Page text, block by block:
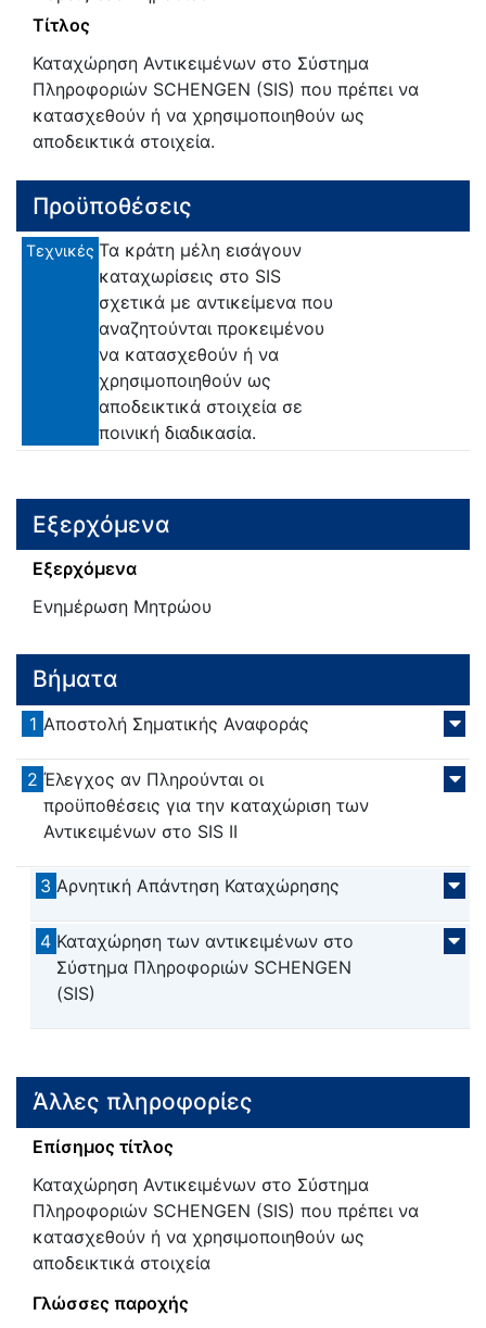
Τίτλος
Καταχώρηση Αντικειμένων στο Σύστημα
Πληροφοριών SCHENGEN (SIS) που πρέπει να
κατασχεθούν ή να χρησιμοποιηθούν ως
αποδεικτικά στοιχεία.
Προϋποθέσεις
Τεχνικές Τα κράτη μέλη εισάγουν
καταχωρίσεις στο SIS
σχετικά με αντικείμενα που
αναζητούνται προκειμένου
να κατασχεθούν ή να
χρησιμοποιηθούν ως
αποδεικτικά στοιχεία σε
ποινική διαδικασία.
Εξερχόμενα
Εξερχόμενα
Ενημέρωση Μητρώου
Βήματα
1 Αποστολή Σηματικής Αναφοράς
2 Έλεγχος αν Πληρούνται οι
προϋποθέσεις για την καταχώριση των
Αντικειμένων στο SIS II
3 Αρνητική Απάντηση Καταχώρησης
4 Καταχώρηση των αντικειμένων στο
Σύστημα Πληροφοριών SCHENGEN
(SIS)
Άλλες πληροφορίες
Επίσημος τίτλος
Καταχώρηση Αντικειμένων στο Σύστημα
Πληροφοριών SCHENGEN (SIS) που πρέπει να
κατασχεθούν ή να χρησιμοποιηθούν ως
αποδεικτικά στοιχεία
Γλώσσες παροχής